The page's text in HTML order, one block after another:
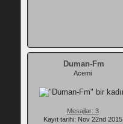
Duman-Fm
Acemi
Mesajlar: 3
Kayıt tarihi: Nov 22nd 2015